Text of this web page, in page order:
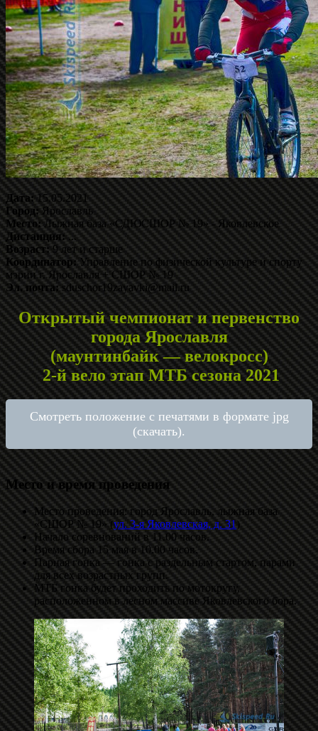
Дата:15.05.2021
Город:Ярославль
Место:Лыжная база «СДЮСШОР № 19» - Яковлевское
Дистанция:...
Возраст:9 лет и старше
Координатор:Управление по физической культуре и спорту
мэрии г. Ярославля + СШОР № 19
Эл. почта:sduschor19zayavki@mail.ru
Открытый чемпионат и первенство
города Ярославля
(маунтинбайк — велокросс)
2-й вело этап МТБ сезона 2021
Смотреть положение с печатями в формате jpg
(скачать).
Место и время проведения
Место проведения: город Ярославль, лыжная база
«СШОР № 19» (ул. 3-я Яковлевская, д. 31)
Начало соревнований в 11.00 часов.
Время сбора 15 мая в 10.00 часов.
Парная гонка — гонка с раздельным стартом, парами
для всех возрастных групп.
МТБ гонка будет проходить по мотокругу,
расположенном в лесном массиве Яковлевского бора.